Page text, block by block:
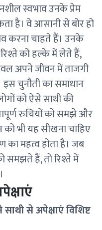
स्वभाव उनके प्रेम
है। वे आसानी से बोर हो
करना चाहते हैं। उनके
को हल्के में लेते हैं,
अपने जीवन में ताजगी
चुनौती का समाधान
को ऐसे साथी की
रुचियों को समझे और
भी यह सीखना चाहिए
का महत्व होता है। जब
समझते हैं, तो रिश्ते में
से अपेक्षाएं विशिष्ट